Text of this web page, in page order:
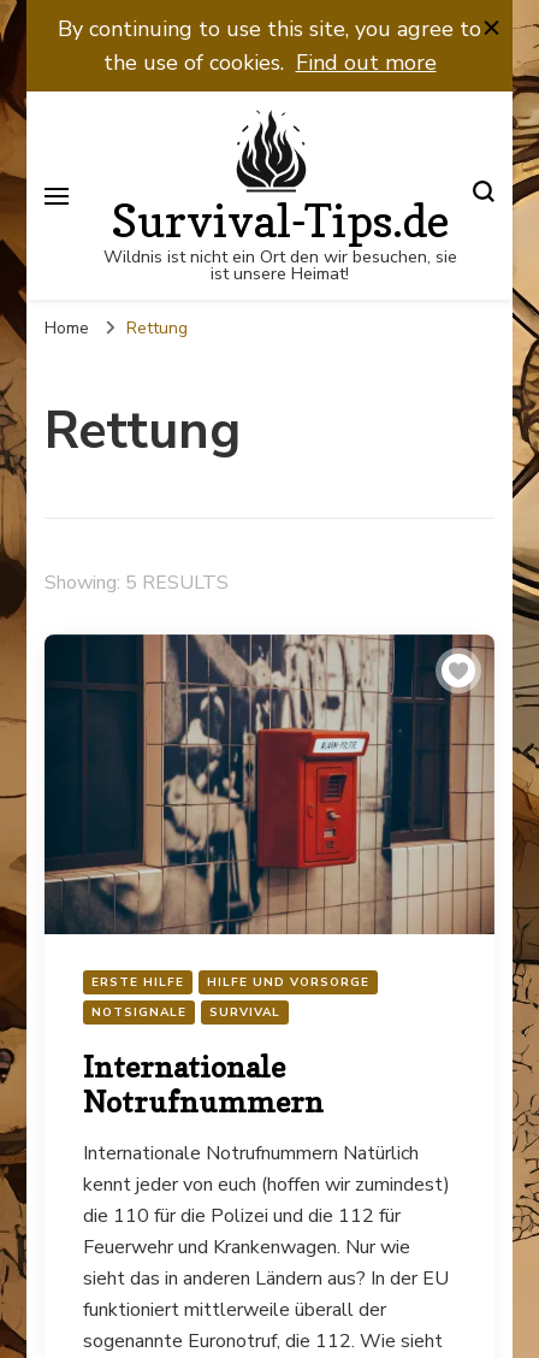
By continuing to use this site, you agree to
the use of cookies. Find out more
Survival-Tips.de
Wildnis ist nicht ein Ort den wir besuchen, sie
ist unsere Heimat!
Home Rettung
Rettung
Showing: 5 RESULTS
ERSTE HILFE
HILFE UND VORSORGE
NOTSIGNALE
SURVIVAL
Internationale
Notrufnummern
Internationale Notrufnummern Natürlich
kennt jeder von euch (hoffen wir zumindest)
die 110 für die Polizei und die 112 für
Feuerwehr und Krankenwagen. Nur wie
sieht das in anderen Ländern aus? In der EU
funktioniert mittlerweile überall der
sogenannte Euronotruf, die 112. Wie sieht